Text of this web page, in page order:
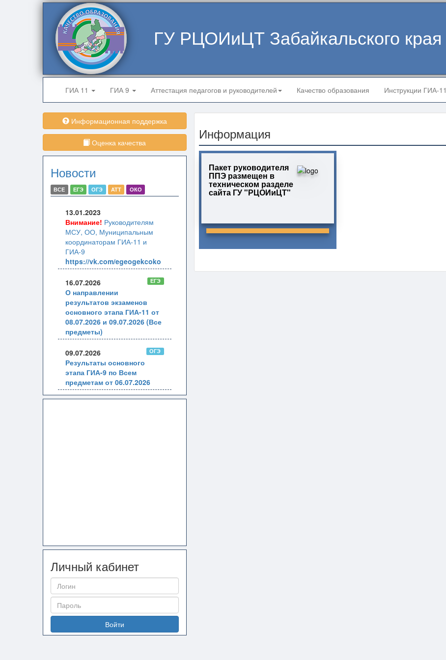
ГУ РЦОИиЦТ Забайкальского края
ГИА 11 ГИА 9 Аттестация педагогов и руководителей Качество образования Инструкции ГИА-11
Информационная поддержка
Оценка качества
Новости
ВСЕ ЕГЭ ОГЭ АТТ ОКО
13.01.2023
Внимание! Руководителям
МСУ, ОО, Муниципальным
координаторам ГИА-11 и
ГИА-9
https://vk.com/egeogekcoko
16.07.2026 ЕГЭ
О направлении
результатов экзаменов
основного этапа ГИА-11 от
08.07.2026 и 09.07.2026 (Все
предметы)
09.07.2026 ОГЭ
Результаты основного
этапа ГИА-9 по Всем
предметам от 06.07.2026
Личный кабинет
Войти
Информация
Пакет руководителя
ППЭ размещен в
техническом разделе
сайта ГУ "РЦОИиЦТ"